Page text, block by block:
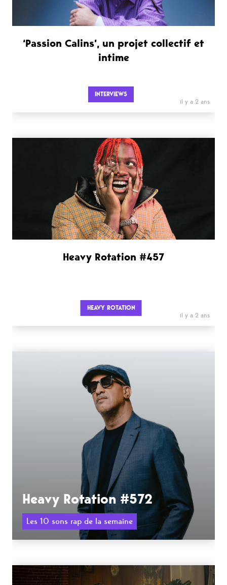
‘Passion Calins’, un projet collectif et
intime
INTERVIEWS
il y a 2 ans
Heavy Rotation #457
HEAVY ROTATION
il y a 2 ans
Heavy Rotation #572
Les 10 sons rap de la semaine